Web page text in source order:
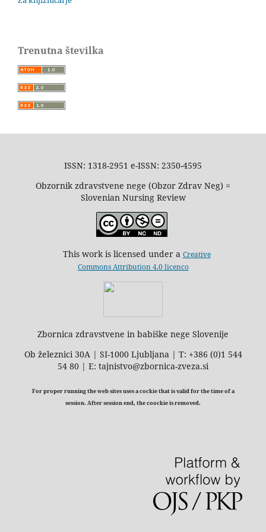
Trenutna številka
ISSN: 1318-2951 e-ISSN: 2350-4595
Obzornik zdravstvene nege (Obzor Zdrav Neg) =
Slovenian Nursing Review
This work is licensed under a Creative
Commons Attribution 4.0 licenco
Zbornica zdravstvene in babiške nege Slovenije
Ob železnici 30A | SI-1000 Ljubljana | T: +386 (0)1 544
54 80 | E: tajnistvo@zbornica-zveza.si
For proper running the web sites uses a cockie that is valid for the time of a
session. After session end, the coockie is removed.